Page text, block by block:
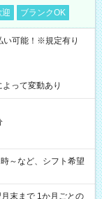
迎 ブランクOK
い可能！※規定有り
って変動あり
～など、シフト希望
末まで 1か月ごとの